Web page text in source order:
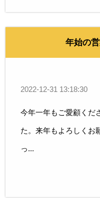
年始の
2022-12-31 13:18:30
今年一年もご愛顧くだ
た。来年もよろしくお
っ...